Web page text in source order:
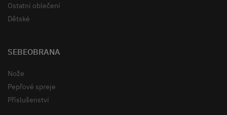
Ostatní oblečení
Dětské
SEBEOBRANA
Nože
Pepřové spreje
Příslušenství